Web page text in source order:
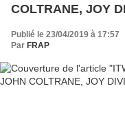
COLTRANE, JOY
Publié le 23/04/2019 à 17:57
Par FRAP